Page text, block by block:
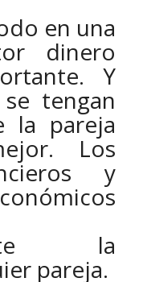
en una
dinero
Y
tengan
la pareja
Los
y
la
pareja.